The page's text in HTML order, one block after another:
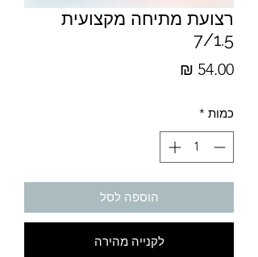
רצועת מתיחה מקצועית
7/1.5
כמות *
הוספה לסל
לקנייה מהירה